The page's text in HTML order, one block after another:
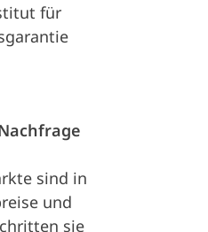
für
sind in
und
sie